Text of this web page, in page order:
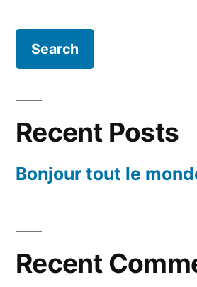
for:
Recent Posts
Bonjour tout le
Recent